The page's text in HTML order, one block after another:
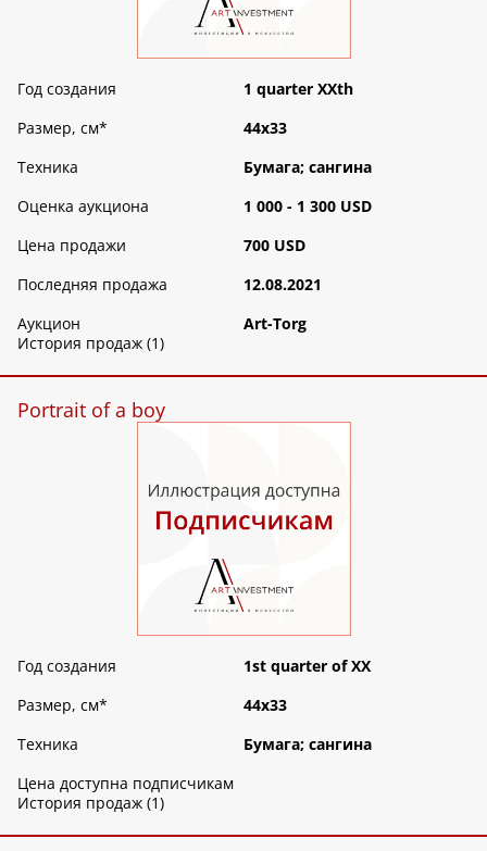
Год создания
1 quarter XXth
Размер, см*
44х33
Техника
Бумага; сангина
Оценка аукциона
1 000 - 1 300 USD
Цена продажи
700 USD
Последняя продажа
12.08.2021
Аукцион
Art-Torg
История продаж (1)
Portrait of a boy
Год создания
1st quarter of XX
Размер, см*
44х33
Техника
Бумага; сангина
Цена доступна подписчикам
История продаж (1)